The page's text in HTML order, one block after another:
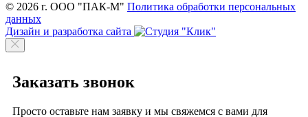
© 2026 г. ООО "ПАК-М" Политика обработки персональных
данных
Дизайн и разработка сайта
Заказать звонок
Просто оставьте нам заявку и мы свяжемся с вами для